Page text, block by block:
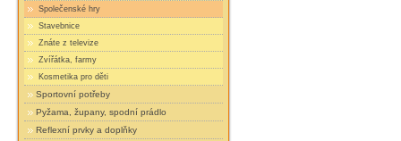
Společenské hry
Stavebnice
Znáte z televize
Zvířátka, farmy
Kosmetika pro děti
Sportovní potřeby
Pyžama, župany, spodní prádlo
Reflexní prvky a doplňky